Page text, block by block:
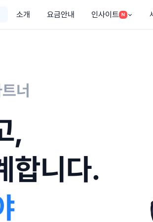
소개 요금안내 인사이트 N
너
,
합니다.